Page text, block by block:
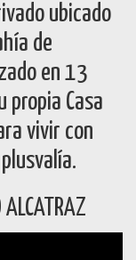
ubicado
de
en 13
propia Casa
vivir con
ALCATRAZ